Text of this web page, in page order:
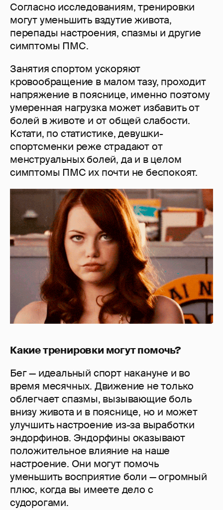
Согласно исследованиям, тренировки
могут уменьшить вздутие живота,
перепады настроения, спазмы и другие
симптомы ПМС.
Занятия спортом ускоряют
кровообращение в малом тазу, проходит
напряжение в пояснице, именно поэтому
умеренная нагрузка может избавить от
болей в животе и от общей слабости.
Кстати, по статистике, девушки-
спортсменки реже страдают от
менструальных болей, да и в целом
симптомы ПМС их почти не беспокоят.
Какие тренировки могут помочь?
Бег — идеальный спорт накануне и во
время месячных. Движение не только
облегчает спазмы, вызывающие боль
внизу живота и в пояснице, но и может
улучшить настроение из-за выработки
эндорфинов. Эндорфины оказывают
положительное влияние на наше
настроение. Они могут помочь
уменьшить восприятие боли — огромный
плюс, когда вы имеете дело с
судорогами.